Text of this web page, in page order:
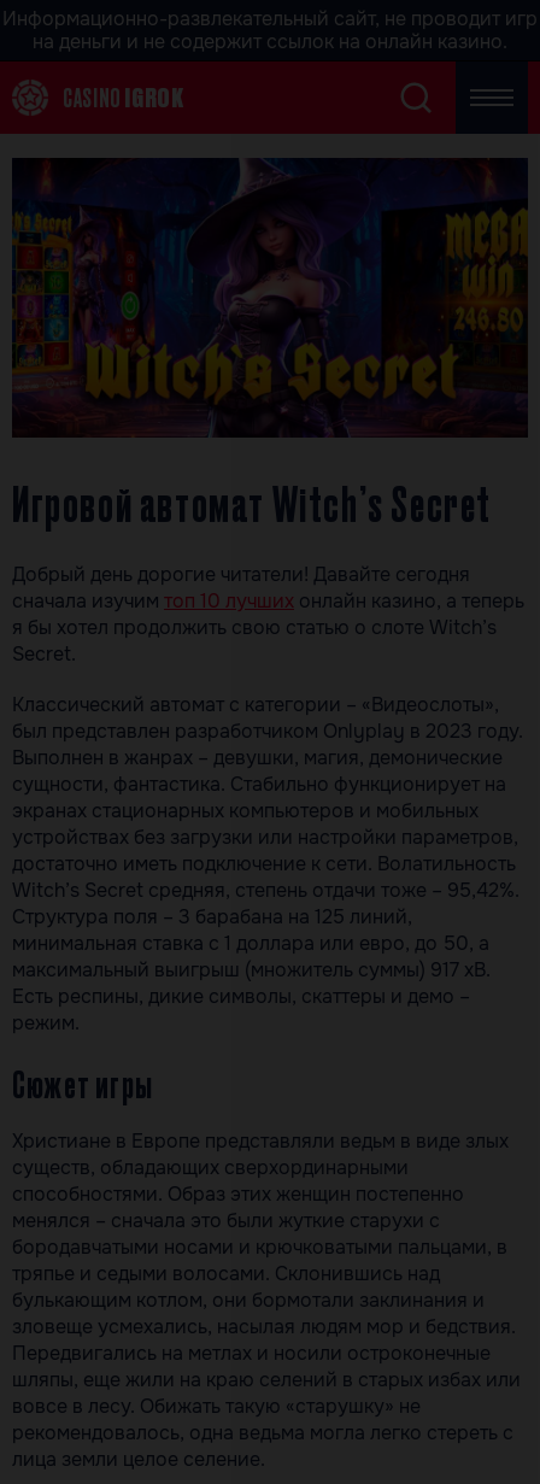
Информационно-развлекательный сайт, не проводит игр
на деньги и не содержит ссылок на онлайн казино.
CASINOIGROK
Игровой автомат Witch’s Secret
Добрый день дорогие читатели! Давайте сегодня
сначала изучим топ 10 лучших онлайн казино, а теперь
я бы хотел продолжить свою статью о слоте Witch’s
Secret.
Классический автомат с категории – «Видеослоты»,
был представлен разработчиком Onlyplay в 2023 году.
Выполнен в жанрах – девушки, магия, демонические
сущности, фантастика. Стабильно функционирует на
экранах стационарных компьютеров и мобильных
устройствах без загрузки или настройки параметров,
достаточно иметь подключение к сети. Волатильность
Witch’s Secret средняя, степень отдачи тоже – 95,42%.
Структура поля – 3 барабана на 125 линий,
минимальная ставка с 1 доллара или евро, до 50, а
максимальный выигрыш (множитель суммы) 917 хВ.
Есть респины, дикие символы, скаттеры и демо –
режим.
Сюжет игры
Христиане в Европе представляли ведьм в виде злых
существ, обладающих сверхординарными
способностями. Образ этих женщин постепенно
менялся – сначала это были жуткие старухи с
бородавчатыми носами и крючковатыми пальцами, в
тряпье и седыми волосами. Склонившись над
булькающим котлом, они бормотали заклинания и
зловеще усмехались, насылая людям мор и бедствия.
Передвигались на метлах и носили остроконечные
шляпы, еще жили на краю селений в старых избах или
вовсе в лесу. Обижать такую «старушку» не
рекомендовалось, одна ведьма могла легко стереть с
лица земли целое селение.